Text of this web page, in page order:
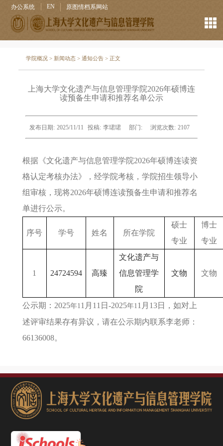
办公系统 EN 原图情档系网站
学院概况 > 新闻动态 >通知公告 > 正文
上海大学文化遗产与信息管理学院2026年硕博连
读预备生申请和推荐名单公示
发布日期: 2025/11/11 投稿: 李珺珺 部门: 浏览次数: 2107
根据《文化遗产与信息管理学院2026年硕博连读资
格认定考核办法》，经学院考核，学院招生领导小
组审核，现将2026年硕博连读预备生申请和推荐名
单进行公示。
序号 学号 姓名 所在学院
硕士
专业
博士
专业
1 24724594 高臻
文化遗产与
信息管理学
院
文物 文物
公示期：2025年1 1月11日-2025年1 1月13日，如对上
述评审结果存有异议，请在公示期内联系李老师：
66136008。